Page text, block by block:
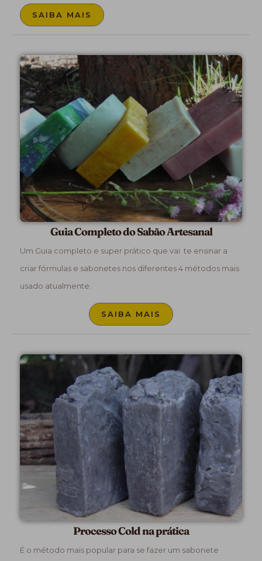
SAIBA MAIS
Guia Completo do Sabão Artesanal
Um Guia completo e super prático que vai te ensinar a
criar fórmulas e sabonetes nos diferentes 4 métodos mais
usado atualmente.
SAIBA MAIS
Processo Cold na prática
É o método mais popular para se fazer um sabonete